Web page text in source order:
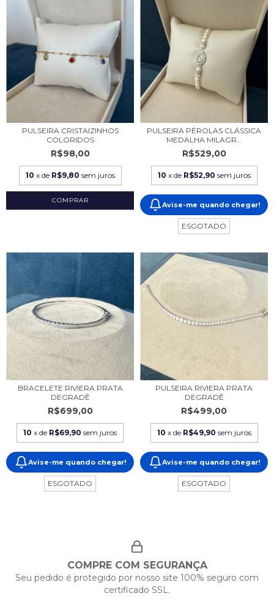
PULSEIRA CRISTAIZINHOS
COLORIDOS
R$98,00
10 x de R$9,80 sem juros
PULSEIRA PÉROLAS CLÁSSICA
MEDALHA MILAGR...
R$529,00
10 x de R$52,90 sem juros
Avise-me quando chegar!
ESGOTADO
BRACELETE RIVIERA PRATA
DEGRADÊ
R$699,00
10 x de R$69,90 sem juros
Avise-me quando chegar!
ESGOTADO
PULSEIRA RIVIERA PRATA
DEGRADÊ
R$499,00
10 x de R$49,90 sem juros
Avise-me quando chegar!
ESGOTADO
COMPRE COM SEGURANÇA
Seu pedido é protegido por nosso site 100% seguro com
certificado SSL.